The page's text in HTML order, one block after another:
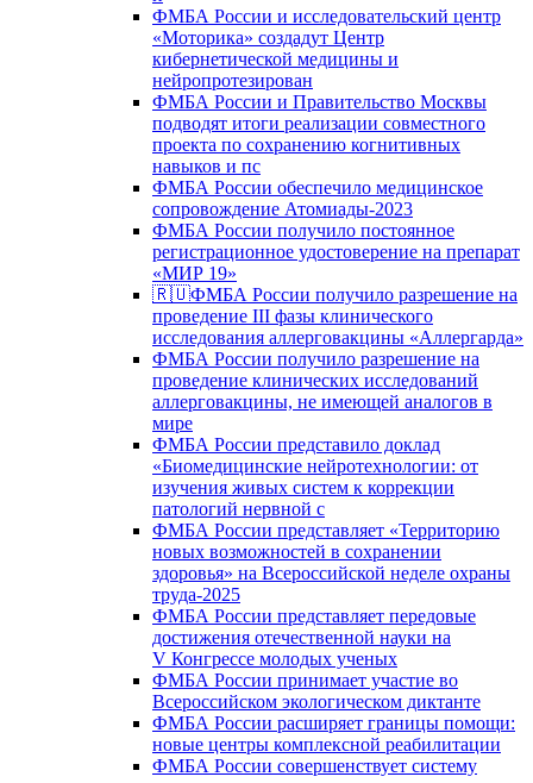
ФМБА России и исследовательский центр
«Моторика» создадут Центр
кибернетической медицины и
нейропротезирован
ФМБА России и Правительство Москвы
подводят итоги реализации совместного
проекта по сохранению когнитивных
навыков и пс
ФМБА России обеспечило медицинское
сопровождение Атомиады-2023
ФМБА России получило постоянное
регистрационное удостоверение на препарат
«МИР 19»
🇷🇺ФМБА России получило разрешение на
проведение III фазы клинического
исследования аллерговакцины «Аллергарда»
ФМБА России получило разрешение на
проведение клинических исследований
аллерговакцины, не имеющей аналогов в
мире
ФМБА России представило доклад
«Биомедицинские нейротехнологии: от
изучения живых систем к коррекции
патологий нервной с
ФМБА России представляет «Территорию
новых возможностей в сохранении
здоровья» на Всероссийской неделе охраны
труда-2025
ФМБА России представляет передовые
достижения отечественной науки на
V Конгрессе молодых ученых
ФМБА России принимает участие во
Всероссийском экологическом диктанте
ФМБА России расширяет границы помощи:
новые центры комплексной реабилитации
ФМБА России совершенствует систему